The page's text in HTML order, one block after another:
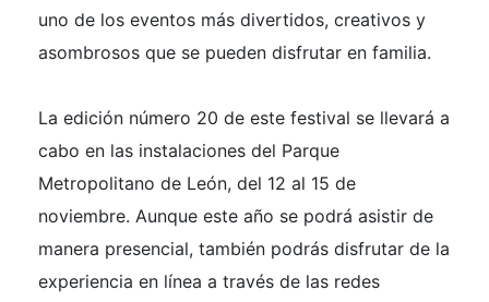
uno de los eventos más divertidos, creativos y
asombrosos que se pueden disfrutar en familia.
La edición número 20 de este festival se llevará a
cabo en las instalaciones del Parque
Metropolitano de León, del 12 al 15 de
noviembre. Aunque este año se podrá asistir de
manera presencial, también podrás disfrutar de la
experiencia en línea a través de las redes